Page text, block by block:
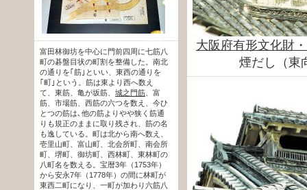
大阪府有形文化財
煙だし（東
富田林御坊を中心に門前四周に七筋八
町の碁盤目状の町割を整備した。南北
の通りを｢筋｣といい、東西の通りを
｢町｣という。筋は東より西へ数え
て、東筋、亀が坂筋、 城之門筋 、富
筋、市場筋、西筋の六つを数え、今ひ
とつの筋は､他の筋よりやや狭く筋通
りも規正のままに取り残され、筋の名
も逸している。町は北から南へ数え、
壱里山町、富山町、北会所町、南会所
町、堺町、御坊町、西林町、東林町の
八町名を数える。宝暦3年（1753年）
から安永7年（1778年）の間に林町が
東西二町になり、一町が加わり六筋八